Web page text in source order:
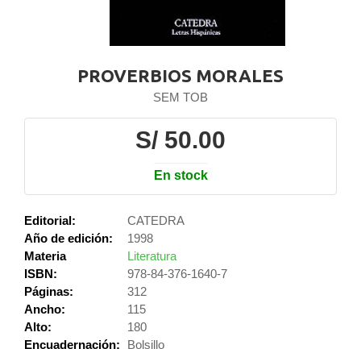
PROVERBIOS MORALES
SEM TOB
S/ 50.00
En stock
Editorial:
CATEDRA
Año de edición:
1998
Materia
Literatura
ISBN:
978-84-376-1640-7
Páginas:
312
Ancho:
115
Alto:
180
Encuadernación:
Bolsillo